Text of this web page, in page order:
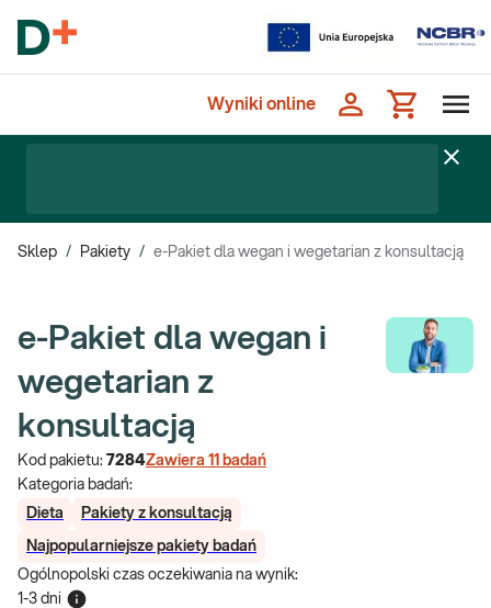
Wyniki online
Sklep / Pakiety / e-Pakiet dla wegan i wegetarian z konsultacją
e-Pakiet dla wegan i
wegetarian z
konsultacją
Kod pakietu: 7284Zawiera 11 badań
Kategoria badań:
Dieta
Pakiety z konsultacją
Najpopularniejsze pakiety badań
Ogólnopolski czas oczekiwania na wynik:
1-3 dni